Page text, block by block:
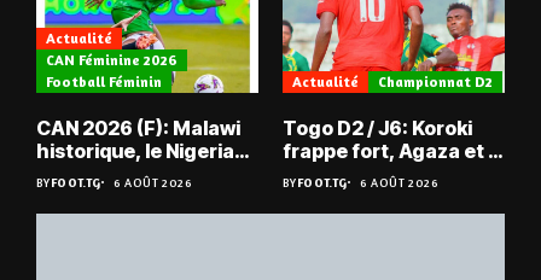
Actualité
CAN Féminine 2026
Football Féminin
CAN 2026 (F): Malawi
historique, le Nigeria
sauvé, la Zambie
éliminée
BYFOOT.TG 6 AOÛT 2026
Actualité Championnat D2
Togo D2 / J6: Koroki
frappe fort, Agaza et la
JCA assurent,
suspense avant Sara
FC – Doumbé FC
BYFOOT.TG 6 AOÛT 2026